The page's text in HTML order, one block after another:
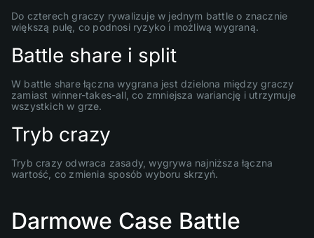
Do czterech graczy rywalizuje w jednym battle o znacznie
większą pulę, co podnosi ryzyko i możliwą wygraną.
Battle share i split
W battle share łączna wygrana jest dzielona między graczy
zamiast winner-takes-all, co zmniejsza wariancję i utrzymuje
wszystkich w grze.
Tryb crazy
Tryb crazy odwraca zasady, wygrywa najniższa łączna
wartość, co zmienia sposób wyboru skrzyń.
Darmowe Case Battle